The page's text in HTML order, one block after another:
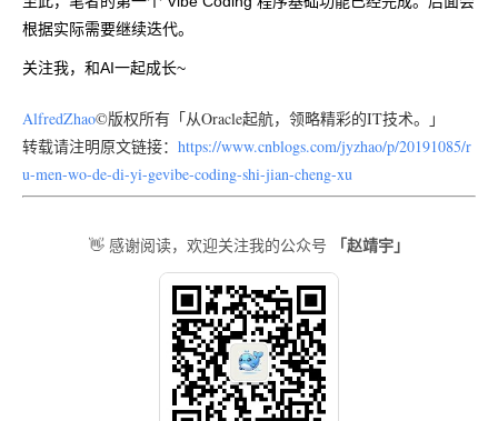
根据实际需要继续迭代。
关注我，和AI一起成长~
AlfredZhao©版权所有「从Oracle起航，领略精彩的IT技术。」
转载请注明原文链接： https://www.cnblogs.com/jyzhao/p/20191085/r
u-men-wo-de-di-yi-gevibe-coding-shi-jian-cheng-xu
👋 感谢阅读，欢迎关注我的公众号 「赵靖宇」